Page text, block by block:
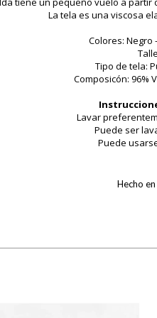
La tela es una viscosa
Colores: Negro
Tipo de tela:
Composicón: 96%
Lavar
Puede ser
Puede
Hecho